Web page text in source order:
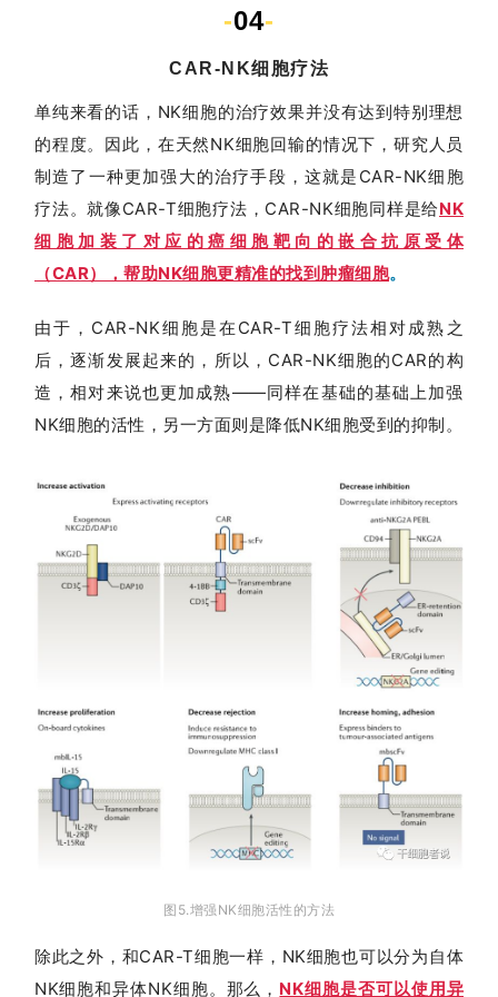
-04-
CAR-NK细胞疗法
单纯来看的话，NK细胞的治疗效果并没有达到特别理想
的程度。因此，在天然NK细胞回输的情况下，研究人员
制造了一种更加强大的治疗手段，这就是CAR-NK细胞
疗法。就像CAR-T细胞疗法，CAR-NK细胞同样是给NK
细胞加装了对应的癌细胞靶向的嵌合抗原受体
（CAR），帮助NK细胞更精准的找到肿瘤细胞。
由于，CAR-NK细胞是在CAR-T细胞疗法相对成熟之
后，逐渐发展起来的，所以，CAR-NK细胞的CAR的构
造，相对来说也更加成熟——同样在基础的基础上加强
NK细胞的活性，另一方面则是降低NK细胞受到的抑制。
图5.增强NK细胞活性的方法
除此之外，和CAR-T细胞一样，NK细胞也可以分为自体
NK细胞和异体NK细胞。那么， NK细胞是否可以使用异